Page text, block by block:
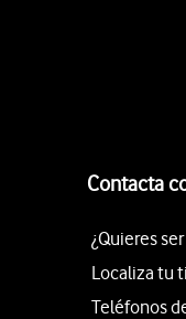
Contacta
¿Quieres
Localiza tu
Teléfonos